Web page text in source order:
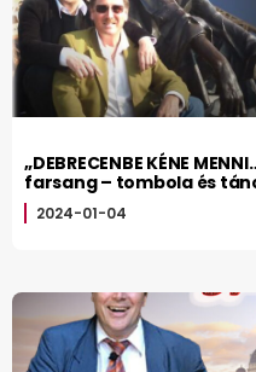
„DEBRECENBE KÉNE
farsang – tombola és
2024-01-04